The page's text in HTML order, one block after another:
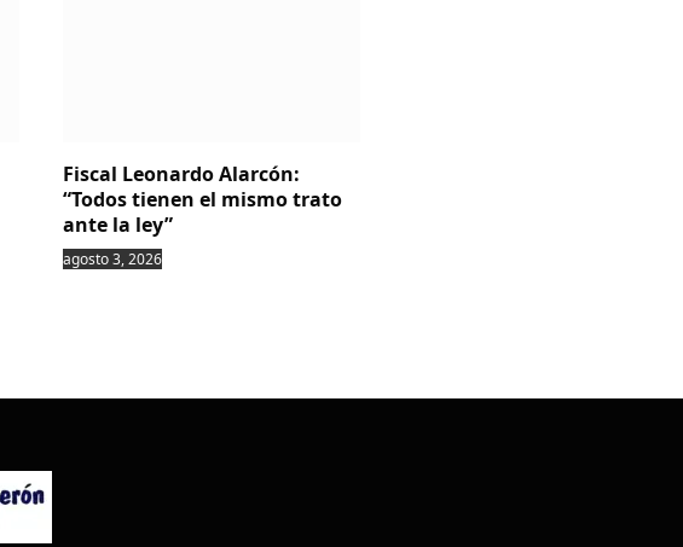
Fiscal Leonardo Alarcón:
“Todos tienen el mismo trato
ante la ley”
agosto 3, 2026